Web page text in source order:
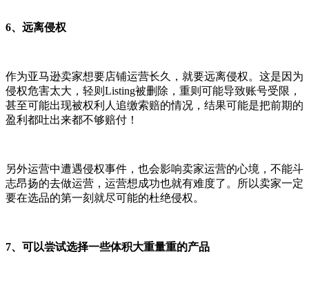
6、远离侵权
作为亚马逊卖家想要店铺运营长久，就要远离侵权。这是因为
侵权危害太大，轻则Listing被删除，重则可能导致账号受限，
甚至可能出现被权利人追缴索赔的情况，结果可能是把前期的
盈利都吐出来都不够赔付！
另外运营中遭遇侵权事件，也会影响卖家运营的心境，不能斗
志昂扬的去做运营，运营想成功也就有难度了。所以卖家一定
要在选品的第一刻就尽可能的杜绝侵权。
7、可以尝试选择一些体积大重量重的产品